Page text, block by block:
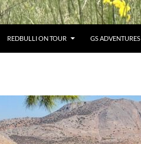
REDBULLI ON TOUR GS ADVENTURES